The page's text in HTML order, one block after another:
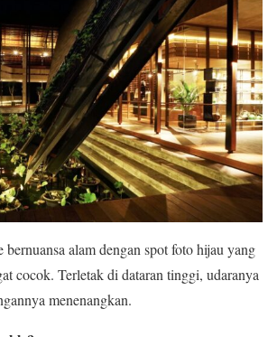
alam dengan spot foto hijau yang
cocok. Terletak di dataran tinggi, udaranya
menenangkan.